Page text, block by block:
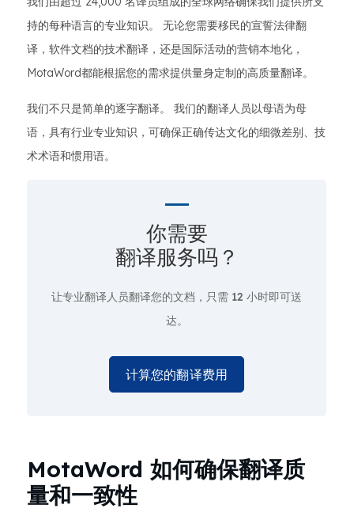
持的每种语言的专业知识。 无论您需要移民的宣誓法律翻
译，软件文档的技术翻译，还是国际活动的营销本地化，
MotaWord都能根据您的需求提供量身定制的高质量翻译。
我们不只是简单的逐字翻译。 我们的翻译人员以母语为母
语，具有行业专业知识，可确保正确传达文化的细微差别、技
术术语和惯用语。
你需要
翻译服务吗？
让专业翻译人员翻译您的文档，只需 12 小时即可送
达。
计算您的翻译费用
MotaWord 如何确保翻译质
量和一致性